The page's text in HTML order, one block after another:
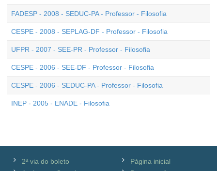
FADESP - 2008 - SEDUC-PA - Professor - Filosofia
CESPE - 2008 - SEPLAG-DF - Professor - Filosofia
UFPR - 2007 - SEE-PR - Professor - Filosofia
CESPE - 2006 - SEE-DF - Professor - Filosofia
CESPE - 2006 - SEDUC-PA - Professor - Filosofia
INEP - 2005 - ENADE - Filosofia
2ª via do boleto
Página inicial